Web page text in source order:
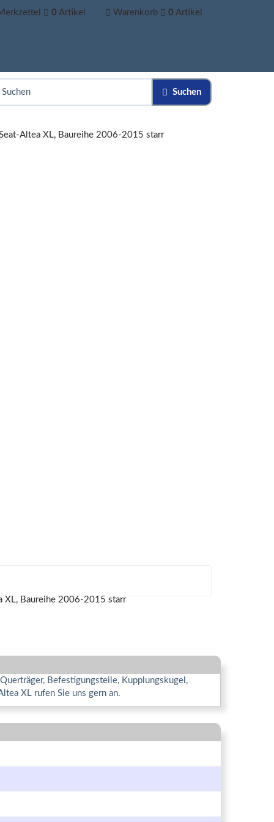
0 Artikel Warenkorb 0 Artikel
Suchen
Altea XL, Baureihe 2006-2015 starr
Befestigungsteile, Kupplungskugel,
XL rufen Sie uns gern an.